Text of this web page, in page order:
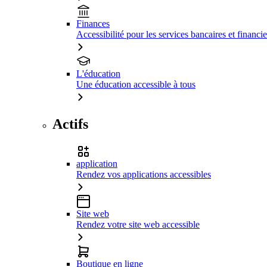
Finances
Accessibilité pour les services bancaires et
L'éducation
Une éducation accessible à tous
Actifs
application
Rendez vos applications accessibles
Site web
Rendez votre site web accessible
Boutique en ligne